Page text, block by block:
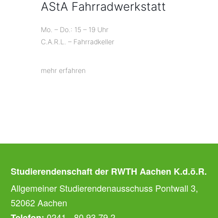
AStA Fahrradwerkstatt
Mo. – Do.: 15 – 19 Uhr
C.A.R.L. – Fahrradkeller
mehr erfahren
Studierendenschaft der RWTH Aachen K.d.ö.R.
Allgemeiner Studierendenausschuss Pontwall 3,
52062 Aachen